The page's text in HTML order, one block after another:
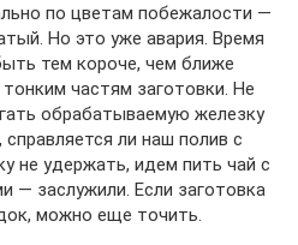
по цветам побежалости —
Но это уже авария. Время
тем короче, чем ближе
частям заготовки. Не
обрабатываемую железку
ли наш полив с
не удержать, идем пить чай с
— заслужили. Если заготовка
можно еще точить.